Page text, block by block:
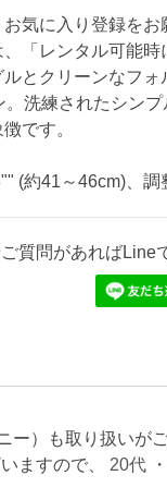
気に入り登録を
「レンタル可能時
とクリーンなフ
。洗練されたシン
です。
(約41～46cm)、調
質問があればLine
）も取り扱いがご
ますので、 20代 ・